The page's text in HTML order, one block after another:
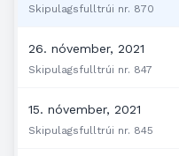
Skipulagsfulltrúi nr. 870
26. nóvember, 2021
Skipulagsfulltrúi nr. 847
15. nóvember, 2021
Skipulagsfulltrúi nr. 845